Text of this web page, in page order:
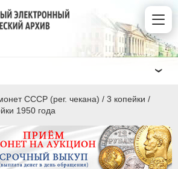
СССР (рег. чекана) / 3 копейки /
1950 года